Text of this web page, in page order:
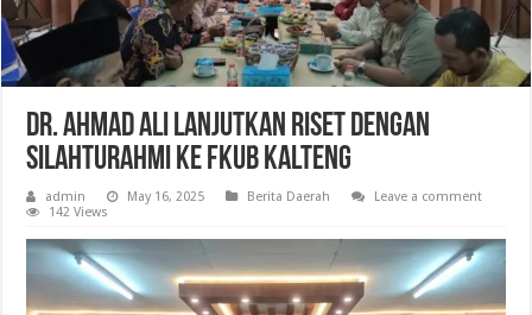
Dr. Ahmad Ali Lanjutkan Riset dengan
Silahturahmi ke Fkub Kalteng
admin May 16, 2025 Berita Daerah
Leave a comment
142 Views